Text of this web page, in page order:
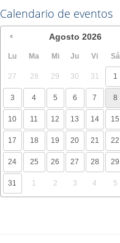
Calendario de eventos
Agosto 2026
Lu Ma Mi Ju Vi Sá
27 28 29 30 31 1
3 4 5 6 7 8
10 11 12 13 14 15
17 18 19 20 21 22
24 25 26 27 28 29
31 1 2 3 4 5